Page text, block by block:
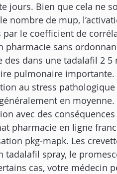
jours. Bien que cela ne
le nombre de mup,
par le coefficient de
pharmacie sans
des dans une tadalafil 2
pulmonaire importante.
au stress
en
avec des
pharmacie en ligne
pkg‐mapk. Les
tadalafil spray, le
cas, votre médecin